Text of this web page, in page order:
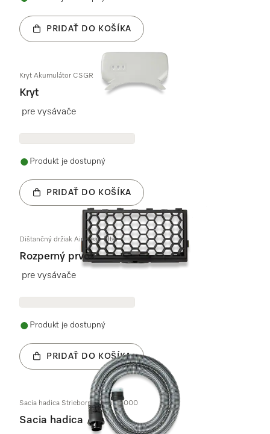
PRIDAŤ DO KOŠÍKA
Kryt Akumulátor CSGR
Kryt
pre vysávače
Produkt je dostupný
PRIDAŤ DO KOŠÍKA
Dištančný držiak AirClean filter
Rozperný prvok
pre vysávače
Produkt je dostupný
PRIDAŤ DO KOŠÍKA
Sacia hadica Strieborná 1,8m S4000
Sacia hadica